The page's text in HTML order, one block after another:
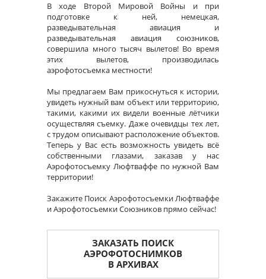
В ходе Второй Мировой Войны и при
подготовке к ней, немецкая,
разведывательная авиация и
разведывательная авиация союзников,
совершила много тысяч вылетов! Во время
этих вылетов, производилась
аэрофотосъемка местности!
Мы предлагаем Вам прикоснуться к истории,
увидеть нужный вам объект или территорию,
такими, какими их видели военные лётчики
осуществляя съемку. Даже очевидцы тех лет,
с трудом описывают расположение объектов.
Теперь у Вас есть возможность увидеть всё
собственными глазами, заказав у нас
Аэрофотосъемку Люфтваффе по нужной Вам
территории!
Закажите Поиск Аэрофотосъемки Люфтваффе
и Аэрофотосъемки Союзников прямо сейчас!
ЗАКАЗАТЬ ПОИСК
АЭРОФОТОСНИМКОВ
В АРХИВАХ